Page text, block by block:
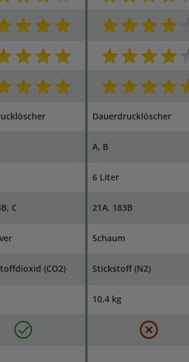
Dauerdrucklöscher
A, B
6 Liter
C 21A, 183B
Schaum
(CO2) Stickstoff (N2)
10,4 kg